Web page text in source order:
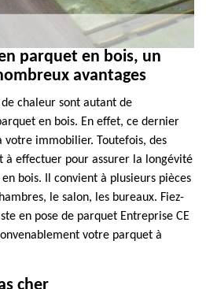
parquet en bois, un
avantages
chaleur sont autant de
en bois. En effet, ce dernier
votre immobilier. Toutefois, des
à effectuer pour assurer la longévité
bois. Il convient à plusieurs pièces
le salon, les bureaux. Fiez-
en pose de parquet Entreprise CE
votre parquet à